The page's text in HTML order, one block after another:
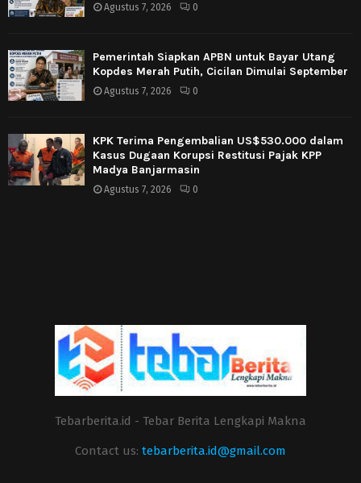
Agustus 7, 2026 0
Pemerintah Siapkan APBN untuk Bayar Utang
Kopdes Merah Putih, Cicilan Dimulai September
Agustus 7, 2026 0
KPK Terima Pengembalian US$530.000 dalam
Kasus Dugaan Korupsi Restitusi Pajak KPP
Madya Banjarmasin
Agustus 7, 2026 0
Tebarberita.id - Tebar Berita Lengkapi Makna
Contact us: tebarberita.id@gmail.com